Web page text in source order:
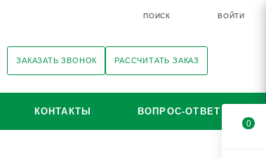
ПОИСК ВОЙТИ
ЗАКАЗАТЬ ЗВОНОК РАССЧИТАТЬ ЗАКАЗ
КОНТАКТЫ ВОПРОС-ОТВЕТ
0